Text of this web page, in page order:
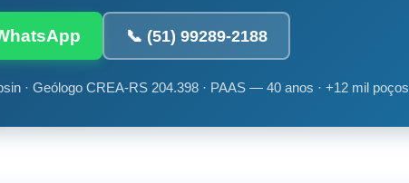
📞 (51) 99289-2188
· Geólogo CREA-RS 204.398 · PAAS — 40 anos · +12 mil poços